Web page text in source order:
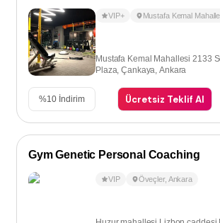
VIP+ Mustafa Kemal
Mustafa Kemal Mahallesi 2133
Plaza, Çankaya, Ankara
%10 İndirim Ücretsiz Teklif Al
Gym Genetic Personal Coaching
VIP Öveçler, Ankara